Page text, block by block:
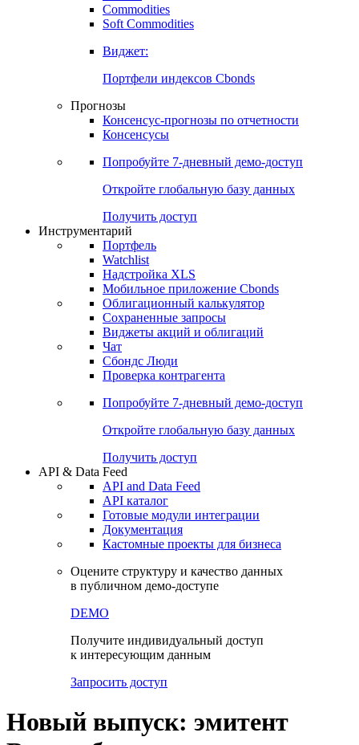
Commodities
Золото
Бензин
Soft Commodities
Виджет:
Портфели индексов Cbonds
Прогнозы
Консенсусы
Попробуйте7-дневный
Откройте глобальную базу данных
Получить доступ
Инструментарий
Портфель
Watchlist
Надстройка XLS
Мобильное приложение Cbonds
Облигационный калькулятор
Сохраненные запросы
Чат
Проверка контрагента
Попробуйте7-дневный
Откройте глобальную базу данных
Получить доступ
API & Data Feed
API and Data Feed
Готовые модули интеграции
Документация
в публичном демо-доступе
к интересующим данным
Запросить доступ